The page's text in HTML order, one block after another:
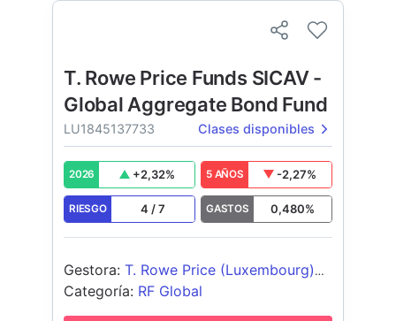
T. Rowe Price Funds SICAV -
Global Aggregate Bond Fund
LU1845137733 Clases disponibles
2026 +2,32% 5 AÑOS -2,27%
RIESGO 4 /7 GASTOS 0,480%
Gestora: T. Rowe Price (Luxembourg)
Management S.à r.l.
Categoría: RF Global